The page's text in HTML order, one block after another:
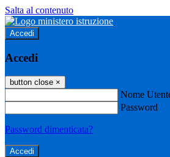
Salta al contenuto
Accedi
Accedi
button close ×
Nome
Password
Password dimenticata?